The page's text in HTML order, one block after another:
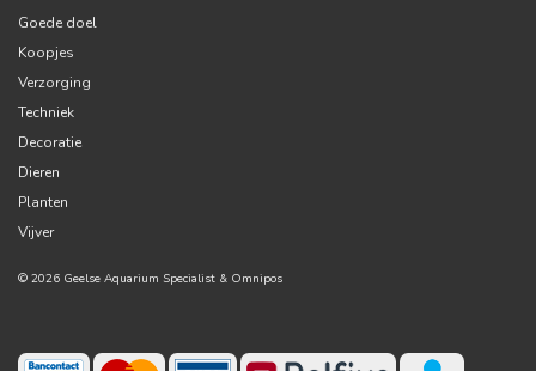
Goede doel
Koopjes
Verzorging
Techniek
Decoratie
Dieren
Planten
Vijver
© 2026 Geelse Aquarium Specialist & Omnipos